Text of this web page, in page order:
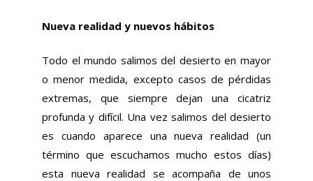
Nueva realidad y nuevos hábitos
Todo el mundo salimos del desierto en mayor
o menor medida, excepto casos de pérdidas
extremas, que siempre dejan una cicatriz
profunda y difícil. Una vez salimos del desierto
es cuando aparece una nueva realidad (un
término que escuchamos mucho estos días)
esta nueva realidad se acompaña de unos